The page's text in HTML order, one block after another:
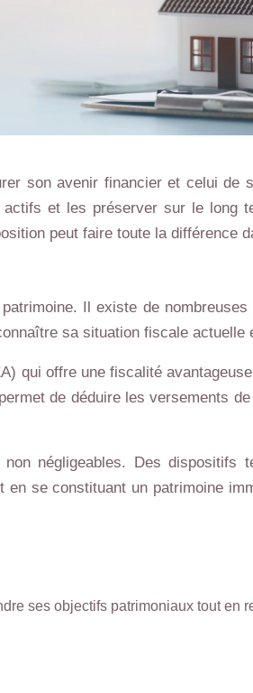
son avenir financier et celui de
et les préserver sur le long
peut faire toute la différence
Il existe de
sa situation fiscale
qui offre une fiscalité
de déduire les versements
non négligeables. Des
se constituant un patrimoine
ses objectifs patrimoniaux tout en